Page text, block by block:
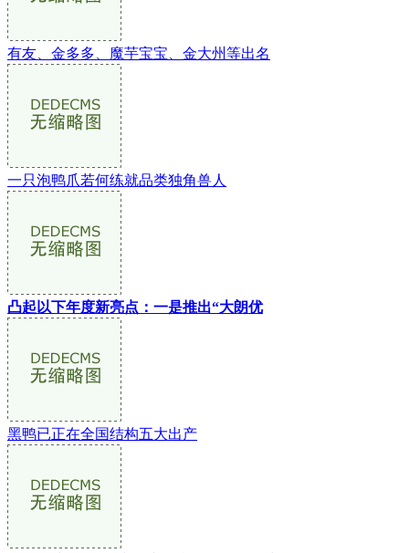
有友、金多多、魔芋宝宝、金大州等出名
一只泡鸭爪若何练就品类独角兽人
凸起以下年度新亮点：一是推出“大朗优
黑鸭已正在全国结构五大出产